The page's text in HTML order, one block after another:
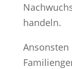
handeln.
Ansonsten